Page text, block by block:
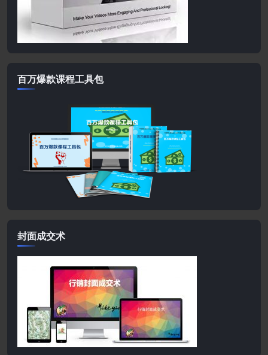
百万爆款课程工具包
封面成交术